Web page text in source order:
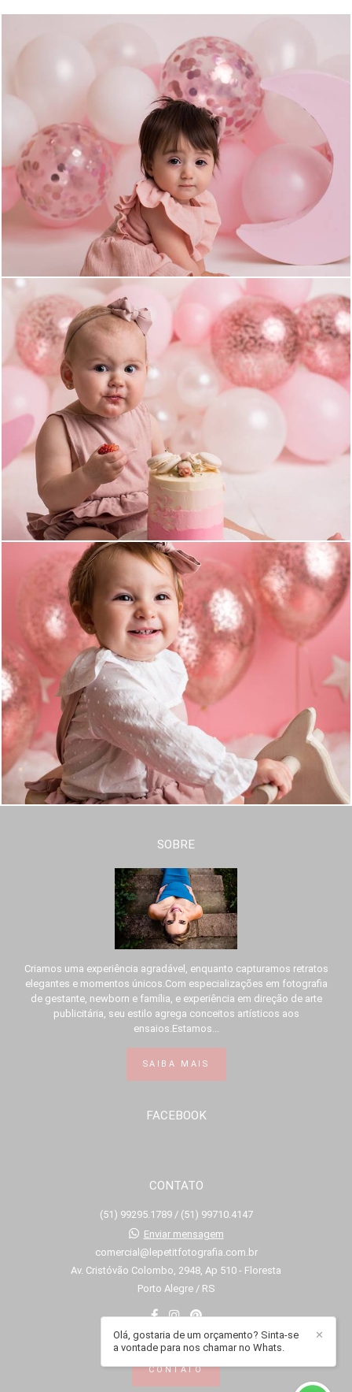
SOBRE
Criamos uma experiência agradável, enquanto capturamos retratos
elegantes e momentos únicos.Com especializações em fotografia
de gestante, newborn e família, e experiência em direção de arte
publicitária, seu estilo agrega conceitos artísticos aos
ensaios.Estamos...
SAIBA MAIS
FACEBOOK
CONTATO
(51) 99295.1789 / (51) 99710.4147
Enviar mensagem
comercial@lepetitfotografia.com.br
Av. Cristóvão Colombo, 2948, Ap 510 - Floresta
Porto Alegre / RS
CONTATO
✕
Olá, gostaria de um orçamento? Sinta-se
a vontade para nos chamar no Whats.